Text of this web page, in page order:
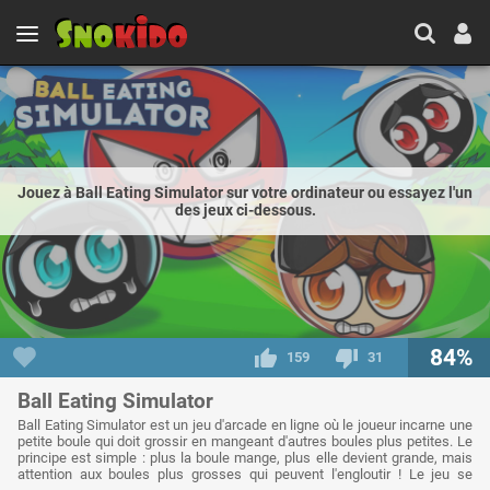
Jouez à Ball Eating Simulator sur votre ordinateur ou essayez l'un
des jeux ci-dessous.
159 31 84%
Ball Eating Simulator
Ball Eating Simulator est un jeu d'arcade en ligne où le joueur incarne une
petite boule qui doit grossir en mangeant d'autres boules plus petites. Le
principe est simple : plus la boule mange, plus elle devient grande, mais
attention aux boules plus grosses qui peuvent l'engloutir ! Le jeu se